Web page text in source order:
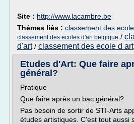
Site : http://www.lacambre.be
Thèmes liés : classement des
classement des ecoles d'art belgique /
d'art/ classement des ecole d art
Etudes d'Art: Que faire
général?
Pratique
Que faire après un bac général?
Pas besoin de sortir de STI-Arts
études artistiques. C'est tout aussi